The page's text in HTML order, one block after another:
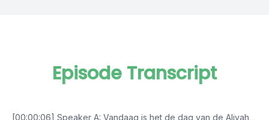
Episode Transcript